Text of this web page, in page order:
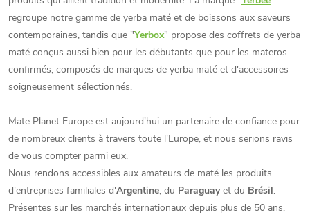
regroupe notre gamme de yerba maté et de boissons aux saveurs
contemporaines, tandis que "Yerbox" propose des coffrets de yerba
maté conçus aussi bien pour les débutants que pour les materos
confirmés, composés de marques de yerba maté et d'accessoires
soigneusement sélectionnés.
Mate Planet Europe est aujourd'hui un partenaire de confiance pour
de nombreux clients à travers toute l'Europe, et nous serions ravis
de vous compter parmi eux.
Nous rendons accessibles aux amateurs de maté les produits
d'entreprises familiales d'Argentine, du Paraguayet du Brésil.
Présentes sur les marchés internationaux depuis plus de 50 ans,